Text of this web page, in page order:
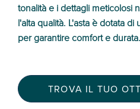
tonalità e i dettagli meticolosi
l'alta qualità. L'asta è dotata
per garantire comfort e durata.
TROVA IL TUO